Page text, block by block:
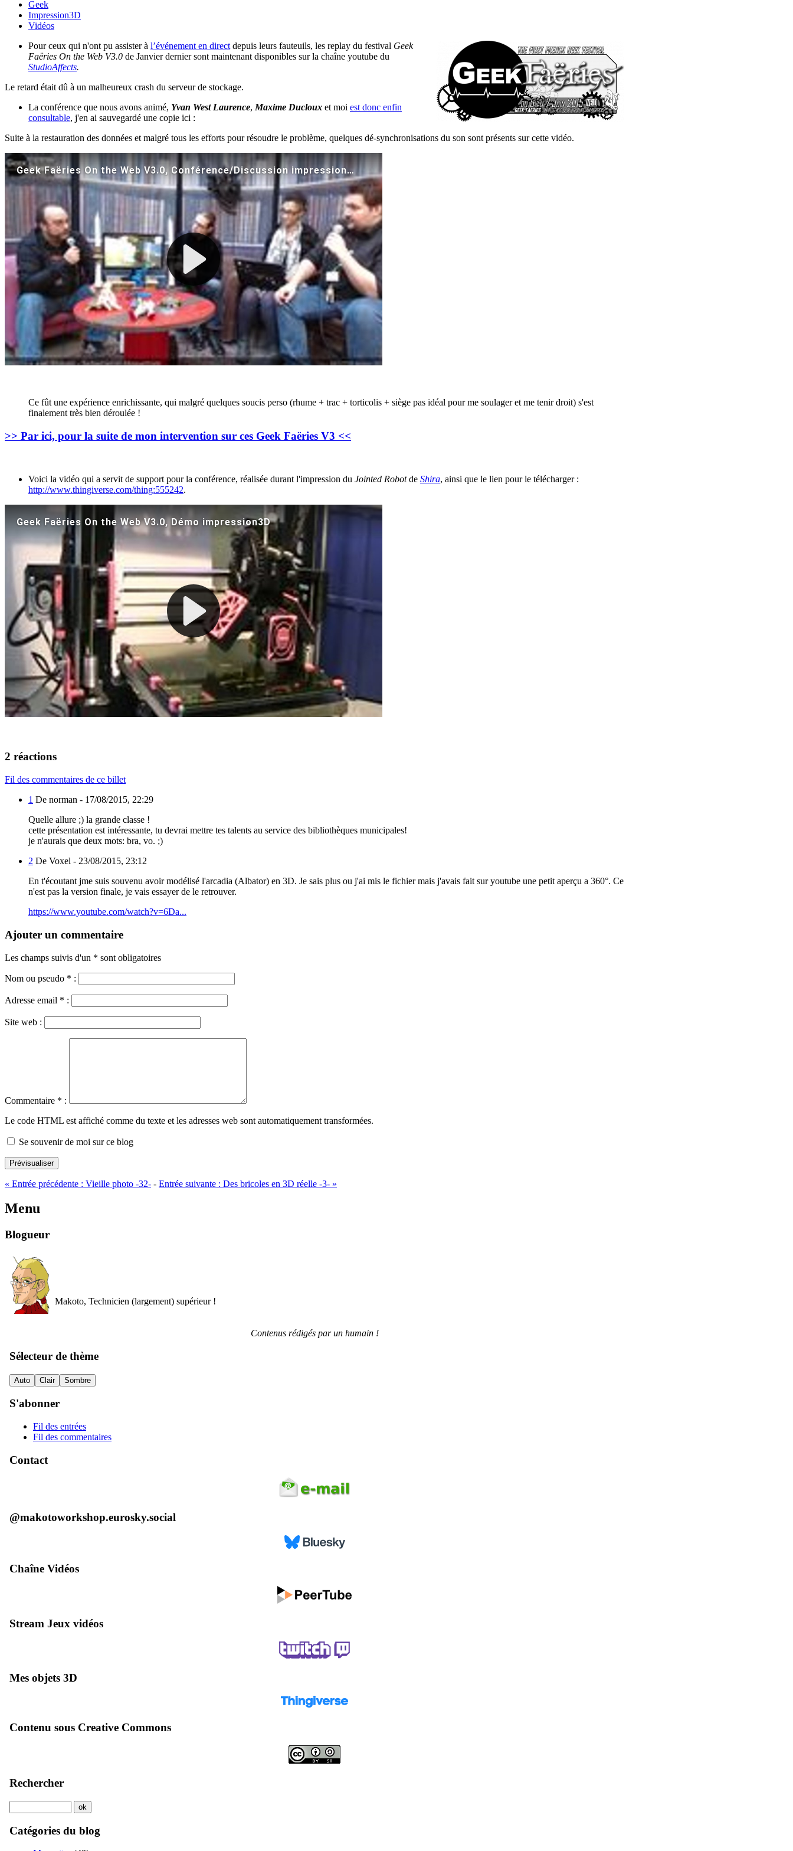
Geek
Impression3D
Vidéos
Pour ceux qui n'ont pu assister à l’événement en direct depuis leurs fauteuils, les replay du festival Geek
Faëries On the Web V3.0 de Janvier dernier sont maintenant disponibles sur la chaîne youtube du
StudioAffects.
Le retard était dû à un malheureux crash du serveur de stockage.
La conférence que nous avons animé, Yvan West Laurence, Maxime Ducloux et moi est donc enfin
consultable, j'en ai sauvegardé une copie ici :
Suite à la restauration des données et malgré tous les efforts pour résoudre le problème, quelques dé-synchronisations du son sont présents sur cette vidéo.
Ce fût une expérience enrichissante, qui malgré quelques soucis perso (rhume + trac + torticolis + siège pas idéal pour me soulager et me tenir droit) s'est
finalement très bien déroulée !
>> Par ici, pour la suite de mon intervention sur ces Geek Faëries V3 <<
Voici la vidéo qui a servit de support pour la conférence, réalisée durant l'impression du Jointed Robotde Shira, ainsi que le lien pour le télécharger :
http://www.thingiverse.com/thing:555242.
2 réactions
Fil des commentaires de ce billet
1 De norman - 17/08/2015, 22:29
Quelle allure ;) la grande classe !
cette présentation est intéressante, tu devrai mettre tes talents au service des bibliothèques municipales!
je n'aurais que deux mots: bra, vo. ;)
2 De Voxel - 23/08/2015, 23:12
En t'écoutant jme suis souvenu avoir modélisé l'arcadia (Albator) en 3D. Je sais plus ou j'ai mis le fichier mais j'avais fait sur youtube une petit aperçu a 360°. Ce
n'est pas la version finale, je vais essayer de le retrouver.
https://www.youtube.com/watch?v=6Da...
Ajouter un commentaire
Les champs suivis d'un * sont obligatoires
Nom ou pseudo * :
Adresse email * :
Site web :
Commentaire * :
Le code HTML est affiché comme du texte et les adresses web sont automatiquement transformées.
Se souvenir de moi sur ce blog
Prévisualiser
« Entrée précédente : Vieille photo -32- - Entrée suivante : Des bricoles en 3D réelle -3- »
Menu
Blogueur
Makoto, Technicien (largement) supérieur !
Contenus rédigés par un humain !
Sélecteur de thème
Auto Clair Sombre
S'abonner
Fil des entrées
Fil des commentaires
Contact
@makotoworkshop.eurosky.social
Chaîne Vidéos
Stream Jeux vidéos
Mes objets 3D
Contenu sous Creative Commons
Rechercher
Catégories du blog